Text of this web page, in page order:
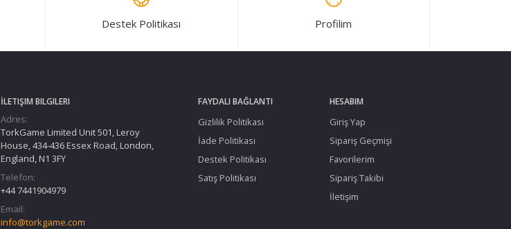
Destek Politikası Profilim
İLETIŞIM BILGILERI
Adres:
TorkGame Limited Unit 501, Leroy
House, 434-436 Essex Road, London,
England, N1 3FY
Telefon:
+44 7441904979
Email:
info@torkgame.com
FAYDALI BAĞLANTI
Gizlilik Politikası
İade Politikası
Destek Politikası
Satış Politikası
HESABIM
Giriş Yap
Sipariş Geçmişi
Favorilerim
Sipariş Takibi
İletişim